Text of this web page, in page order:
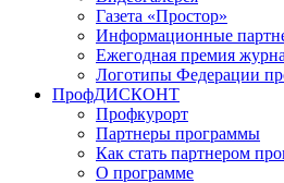
Газета «Простор»
Информационные
Ежегодная премия
Логотипы Федерации
ПрофДИСКОНТ
Профкурорт
Партнеры программы
Как стать партнером
О программе